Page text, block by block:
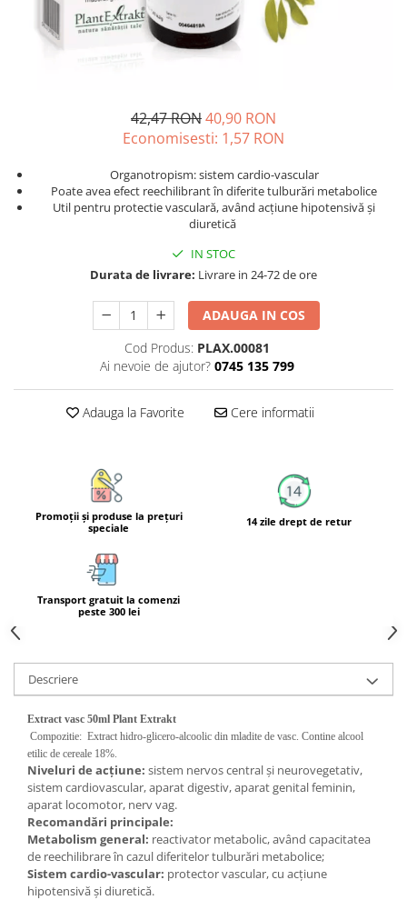
Îngrijire Păr
Balsam si masca de par
Cosmetice pentru Barbati
Igiena Orală
Deodorante Naturale
Sapunuri naturale
Neuro
Depresie, Anxietate
Nutritie pentru Sportivi
Potenta, Prostata
Probleme Cardio-Vasculare,
Colesterol
Slabire, Frumusete
Vitamine si minerale
Energie, Oboseala
Vitamina D
Multiminerale
Multivitamine
Articulații și Mușchi
Zona Intimă
42,47 RON40,90 RON
Economisesti: 1,57 RON
Organotropism: sistem cardio-vascular
Poate avea efect reechilibrant în diferite tulburări metabolice
Util pentru protectie vasculară, având acțiune hipotensivă și
diuretică
IN STOC
Durata de livrare: Livrare in 24-72 de ore
ADAUGA IN COS
Cod Produs: PLAX.00081
Ai nevoie de ajutor? 0745 135 799
Adauga la Favorite Cere informatii
Promoţii şi produse la preţuri
speciale
14 zile drept de retur
Transport gratuit la comenzi
peste 300 lei
Descriere
Extract vasc 50ml Plant Extrakt
Compozitie: Extract hidro-glicero-alcoolic din mladite de vasc. Contine alcool
etilic de cereale 18%.
Niveluri de acţiune: sistem nervos central şi neurovegetativ,
sistem cardiovascular, aparat digestiv, aparat genital feminin,
aparat locomotor, nerv vag.
Recomandări principale:
Metabolism general: reactivator metabolic, având capacitatea
de reechilibrare în cazul diferitelor tulburări metabolice;
Sistem cardio-vascular: protector vascular, cu acţiune
hipotensivă şi diuretică.